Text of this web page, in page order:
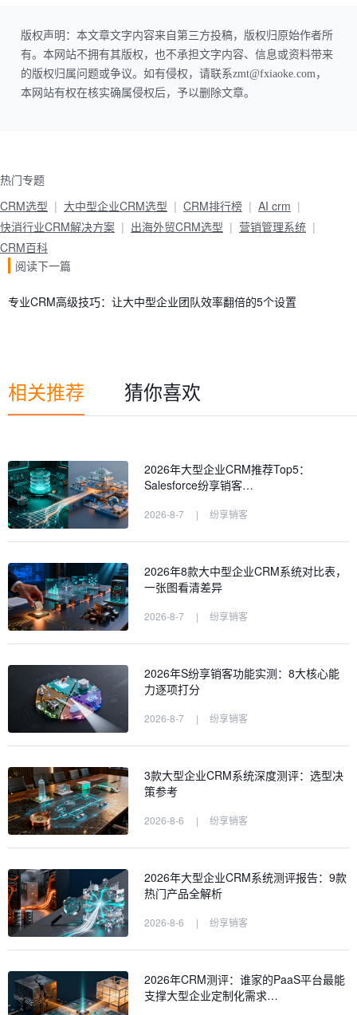
版权声明：本文章文字内容来自第三方投稿，版权归原始作者所
有。本网站不拥有其版权，也不承担文字内容、信息或资料带来
的版权归属问题或争议。如有侵权，请联系zmt@fxiaoke.com，
本网站有权在核实确属侵权后，予以删除文章。
热门专题
CRM选型
大中型企业CRM选型 CRM排行榜
AI crm
快消行业CRM解决方案
出海外贸CRM选型
营销管理系统
CRM百科
阅读下一篇
专业CRM高级技巧：让大中型企业团队效率翻倍的5个设置
相关推荐 猜你喜欢
2026年大型企业CRM推荐Top5：
Salesforce纷享销客…
2026-8-7 | 纷享销客
2026年8款大中型企业CRM系统对比表，
一张图看清差异
2026-8-7 | 纷享销客
2026年S纷享销客功能实测：8大核心能
力逐项打分
2026-8-7 | 纷享销客
3款大型企业CRM系统深度测评：选型决
策参考
2026-8-6 | 纷享销客
2026年大型企业CRM系统测评报告：9款
热门产品全解析
2026-8-6 | 纷享销客
2026年CRM测评：谁家的PaaS平台最能
支撑大型企业定制化需求…